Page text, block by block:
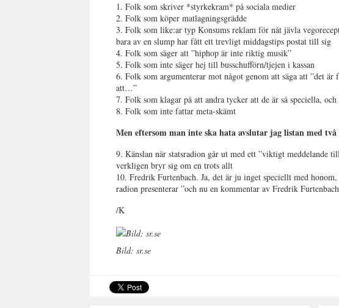
1. Folk som skriver *styrkekram* på sociala medier
2. Folk som köper matlagningsgrädde
3. Folk som like:ar typ Konsums reklam för nåt jävla
bara av en slump har fått ett trevligt middagstips postat till sig
4. Folk som säger att ”hiphop är inte riktig musik”
5. Folk som inte säger hej till busschufförn/tjejen i kassan
6. Folk som argumenterar mot något genom att säga att ”det
att…”
7. Folk som klagar på att andra tycker att de är så speciella,
8. Folk som inte fattar meta-skämt
Men eftersom man inte ska hata avslutar jag listan med
9. Känslan när statsradion går ut med ett ”viktigt meddelande
verkligen bryr sig om en trots allt
10. Fredrik Furtenbach. Ja, det är ju inget speciellt med
radion presenterar ”och nu en kommentar av Fredrik
/K
Bild: sr.se